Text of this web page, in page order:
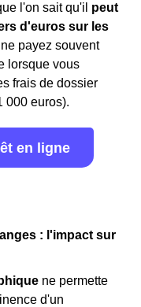
l'on sait qu'il peut
d'euros sur les
payez souvent
lorsque vous
frais de dossier
000 euros).
en ligne
: l'impact sur
ne permette
d'un